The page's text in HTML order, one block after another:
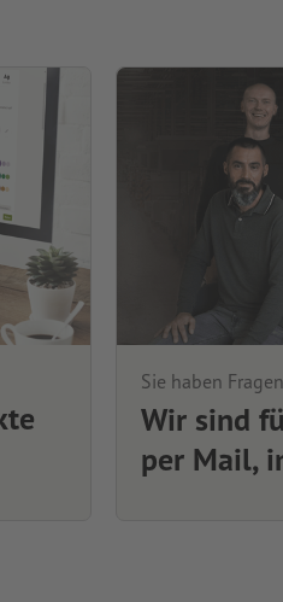
Sie haben
Wir sind
per Mail,